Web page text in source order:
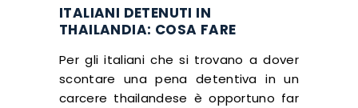
ITALIANI DETENUTI IN
THAILANDIA: COSA FARE
Per gli italiani che si trovano a dover
scontare una pena detentiva in un
carcere thailandese è opportuno far